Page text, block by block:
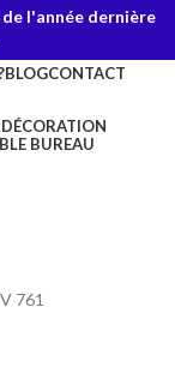
BLOGCONTACT
DÉCORATION
BUREAU
761
l'année dernière